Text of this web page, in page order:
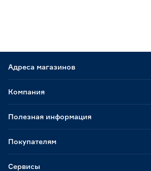
Адреса магазинов
Компания
Полезная информация
Покупателям
Сервисы